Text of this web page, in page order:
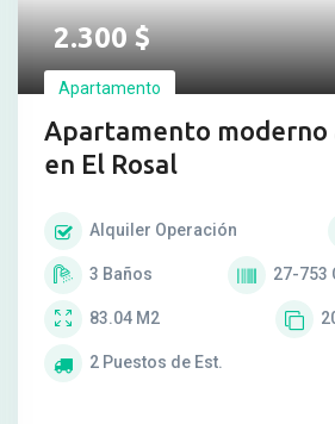
2.300$
Apartamento
Apartamento moderno
en El Rosal
Alquiler Operación
3 Baños 27-753
83.04 M2
2 Puestos de Est.